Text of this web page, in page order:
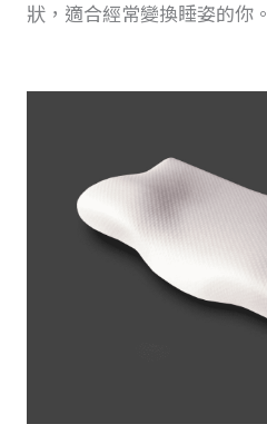
狀，適合經常變換睡姿的你。